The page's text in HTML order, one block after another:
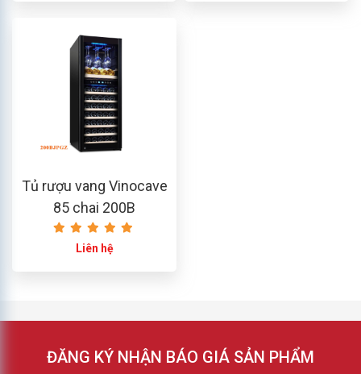
Tủ rượu vang Vinocave
85 chai 200B
Liên hệ
ĐĂNG KÝ NHẬN BÁO GIÁ SẢN PHẨM